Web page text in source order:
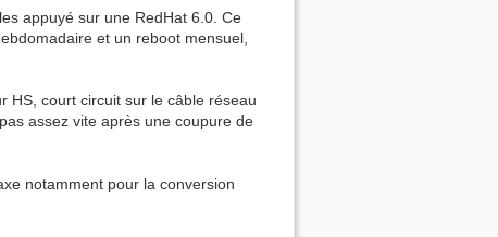
appuyé sur une RedHat 6.0. Ce
et un reboot mensuel,
HS, court circuit sur le câble réseau
assez vite après une coupure de
notamment pour la conversion